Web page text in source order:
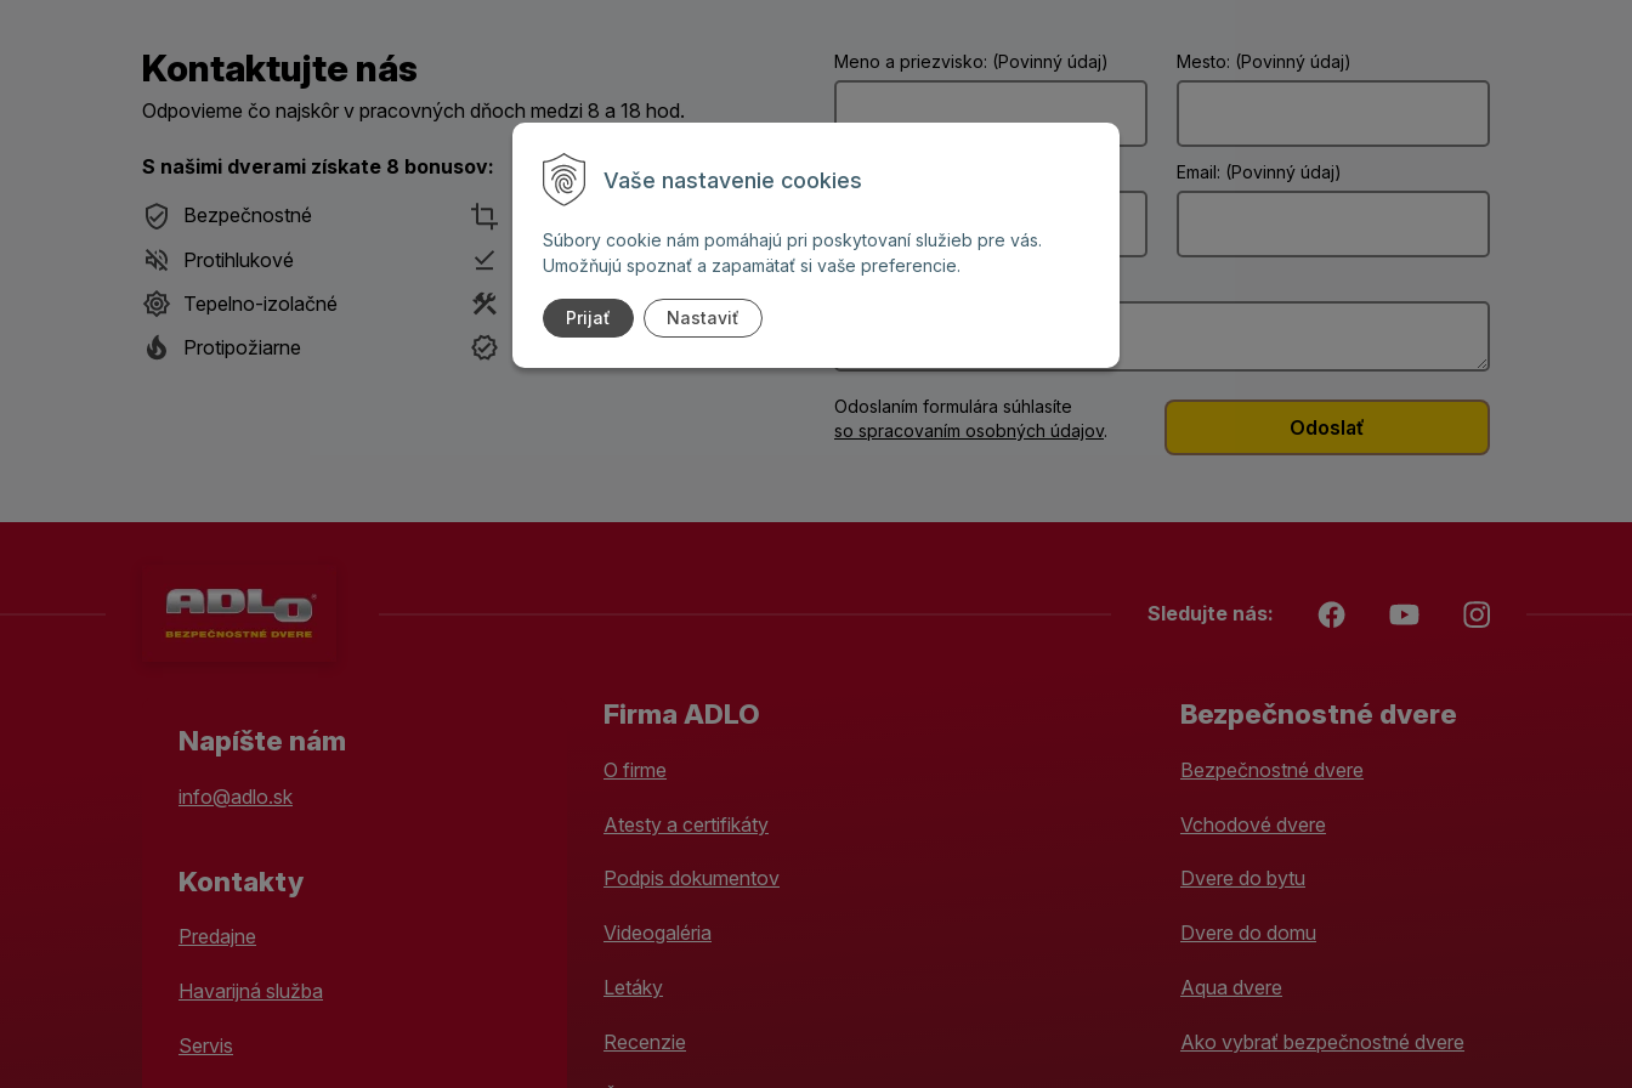
Vaše nastavenie cookies
Súbory cookie nám pomáhajú pri poskytovaní služieb pre vás.
Umožňujú spoznať a zapamätať si vaše preferencie.
Prijať Nastaviť
Kontaktujte nás
Odpovieme čo najskôr v pracovných dňoch medzi 8 a 18 hod.
S našimi dverami získate 8 bonusov:
Bezpečnostné
Protihlukové
Priamo od výrobcu
Tepelno-izolačné
S montážou
Protipožiarne
Meno a priezvisko: (Povinný údaj) Mesto: (Povinný údaj)
Telefón: Email: (Povinný údaj)
Vaša správa: (Povinný údaj)
Odoslaním formulára súhlasíte
so spracovaním osobných údajov.
Sledujte nás:
Napíšte nám
info@adlo.sk
Kontakty
Predajne
Havarijná služba
Servis
Firma ADLO
O firme
Atesty a certifikáty
Podpis dokumentov
Videogaléria
Letáky
Recenzie
Bezpečnostné dvere
Bezpečnostné dvere
Vchodové dvere
Dvere do bytu
Dvere do domu
Aqua dvere
Ako vybrať bezpečnostné dvere